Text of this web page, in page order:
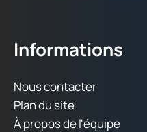
Informations
Nous contacter
Plan du site
À propos de l'équipe